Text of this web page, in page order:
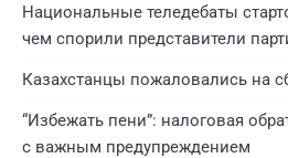
Национальные теледебаты
чем спорили представители
Казахстанцы пожаловались на
“Избежать пени”: налоговая
с важным предупреждением